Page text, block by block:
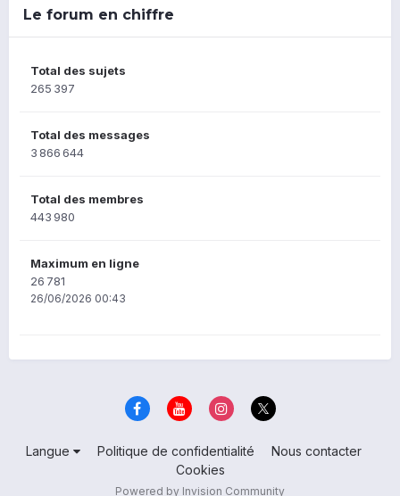
Le forum en chiffre
Total des sujets
265 397
Total des messages
3 866 644
Total des membres
443 980
Maximum en ligne
26 781
26/06/2026 00:43
Langue Politique de confidentialité
Nous contacter
Cookies
Powered by Invision Community